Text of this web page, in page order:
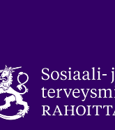
(avautuu uuteen